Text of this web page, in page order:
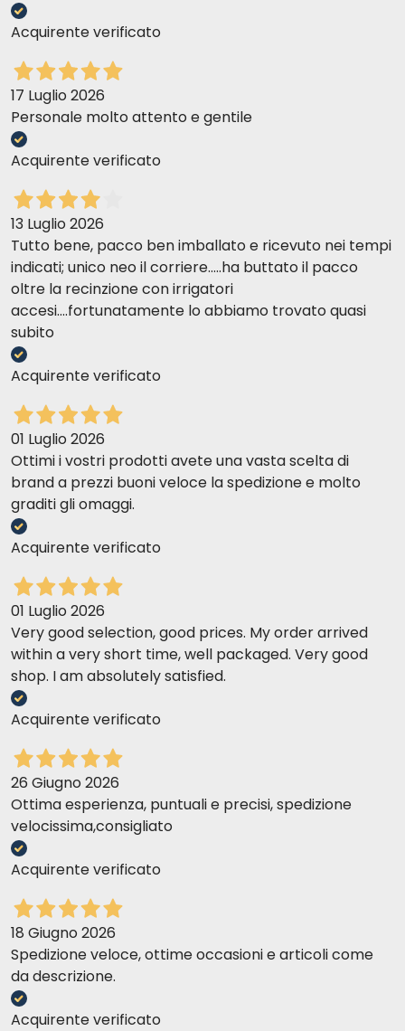
Acquirente verificato
17 Luglio 2026
Personale molto attento e gentile
Acquirente verificato
13 Luglio 2026
Tutto bene, pacco ben imballato e ricevuto nei tempi
indicati; unico neo il corriere.....ha buttato il pacco
oltre la recinzione con irrigatori
accesi....fortunatamente lo abbiamo trovato quasi
subito
Acquirente verificato
01 Luglio 2026
Ottimi i vostri prodotti avete una vasta scelta di
brand a prezzi buoni veloce la spedizione e molto
graditi gli omaggi.
Acquirente verificato
01 Luglio 2026
Very good selection, good prices. My order arrived
within a very short time, well packaged. Very good
shop. I am absolutely satisfied.
Acquirente verificato
26 Giugno 2026
Ottima esperienza, puntuali e precisi, spedizione
velocissima,consigliato
Acquirente verificato
18 Giugno 2026
Spedizione veloce, ottime occasioni e articoli come
da descrizione.
Acquirente verificato